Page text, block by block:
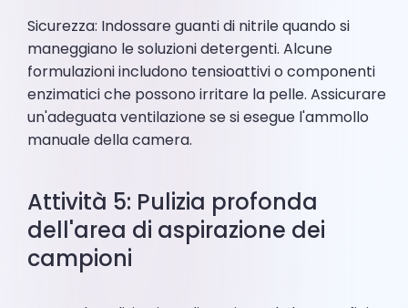
Sicurezza: Indossare guanti di nitrile quando si
maneggiano le soluzioni detergenti. Alcune
formulazioni includono tensioattivi o componenti
enzimatici che possono irritare la pelle. Assicurare
un'adeguata ventilazione se si esegue l'ammollo
manuale della camera.
Attività 5: Pulizia profonda
dell'area di aspirazione dei
campioni